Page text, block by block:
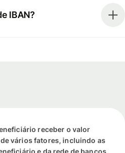
IBAN?
receber o valor
vários fatores, incluindo as